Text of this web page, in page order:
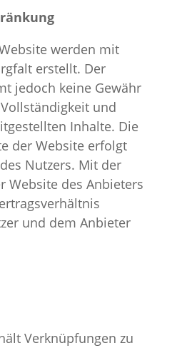
werden mit
erstellt. Der
jedoch keine Gewähr
und
Inhalte. Die
der Website erfolgt
Nutzers. Mit der
Website des Anbieters
und dem Anbieter
Verknüpfungen zu